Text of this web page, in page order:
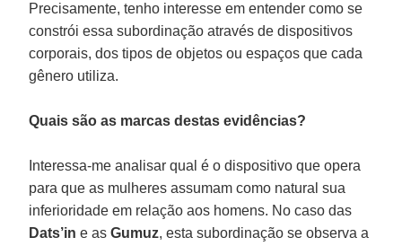
Precisamente, tenho interesse em entender como se
constrói essa subordinação através de dispositivos
corporais, dos tipos de objetos ou espaços que cada
gênero utiliza.
Quais são as marcas destas evidências?
Interessa-me analisar qual é o dispositivo que opera
para que as mulheres assumam como natural sua
inferioridade em relação aos homens. No caso das
Dats’in e asGumuz, esta subordinação se observa a